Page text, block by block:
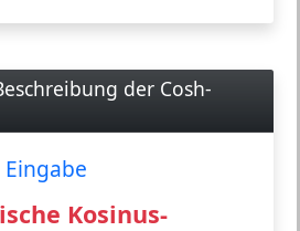
der Cosh-
Kosinus-